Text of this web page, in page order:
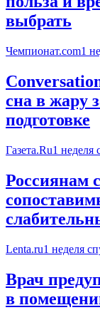
выбрать
Чемпионат.com1
сна в жару
подготовке
Газета.Ru1 неделя
Россиянам
Lenta.ru1 неделя
Врач
в